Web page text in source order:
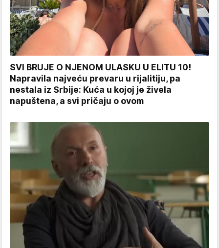
SVI BRUJE O NJENOM ULASKU U ELITU 10!
Napravila najveću prevaru u rijalitiju, pa
nestala iz Srbije: Kuća u kojoj je živela
napuštena, a svi pričaju o ovom